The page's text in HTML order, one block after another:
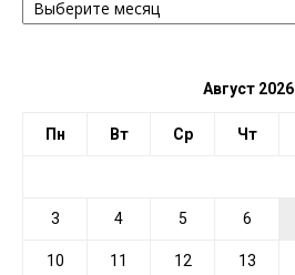
ПО
Август 2026
Пн Вт Ср Чт
3 4 5 6
10 11 12 13